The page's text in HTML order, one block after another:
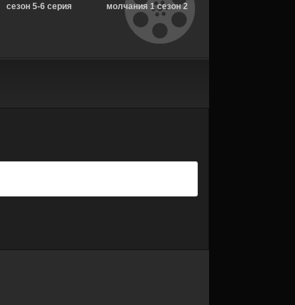
сезон 5-6 серия
молчания 1 сезон 2
серия [Смотреть
Онлайн]